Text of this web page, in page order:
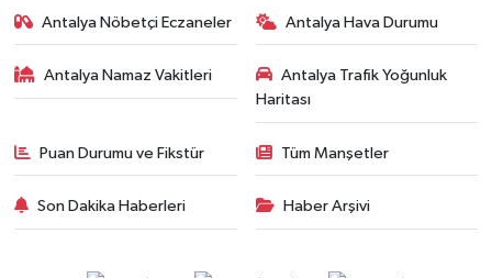
Antalya Nöbetçi Eczaneler Antalya Hava Durumu
Antalya Namaz Vakitleri
Antalya Trafik Yoğunluk
Haritası
Puan Durumu ve Fikstür Tüm Manşetler
Son Dakika Haberleri Haber Arşivi